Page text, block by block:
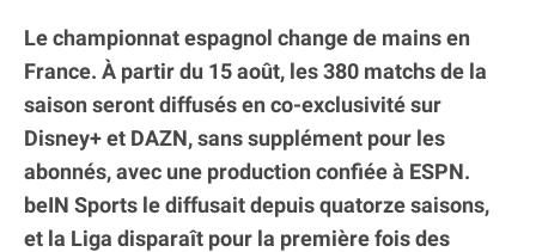
Le championnat espagnol change de mains en
France. À partir du 15 août, les 380 matchs de la
saison seront diffusés en co-exclusivité sur
Disney+ et DAZN, sans supplément pour les
abonnés, avec une production confiée à ESPN.
beIN Sports le diffusait depuis quatorze saisons,
et la Liga disparaît pour la première fois des